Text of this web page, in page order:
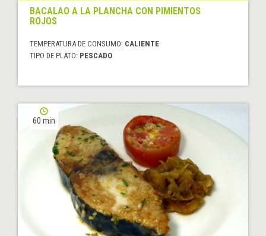
BACALAO A LA PLANCHA CON PIMIENTOS
ROJOS
TEMPERATURA DE CONSUMO: CALIENTE
TIPO DE PLATO: PESCADO
60 min